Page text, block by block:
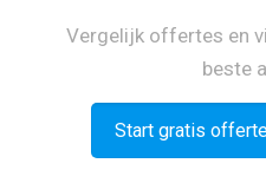
Vergelijk offertes en
beste
Start gratis